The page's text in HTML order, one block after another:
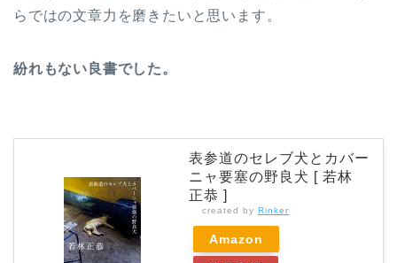
らではの文章力を磨きたいと思います。
紛れもない良書でした。
表参道のセレブ犬とカバー
ニャ要塞の野良犬 [ 若林
正恭 ]
created by Rinker
Amazon